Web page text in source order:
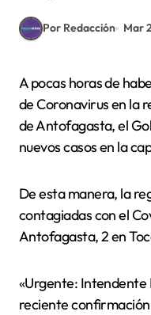
Por Redacción Mar
A pocas horas de haber confirmado el séptimo caso
de Coronavirus en la
de Antofagasta, el
nuevos casos en la
De esta manera, la
contagiadas con el
Antofagasta, 2 en
«Urgente: Intendente
reciente confirmación